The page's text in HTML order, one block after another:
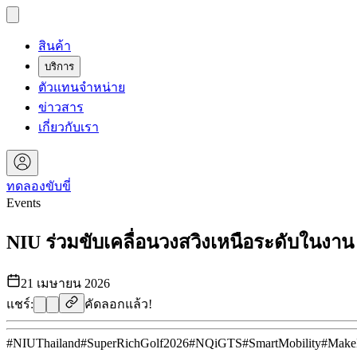
สินค้า
บริการ
ตัวแทนจำหน่าย
ข่าวสาร
เกี่ยวกับเรา
ทดลองขับขี่
Events
NIU ร่วมขับเคลื่อนวงสวิงเหนือระดับในงาน
21 เมษายน 2026
แชร์:
คัดลอกแล้ว!
#NIUThailand#SuperRichGolf2026#NQiGTS#SmartMobility#